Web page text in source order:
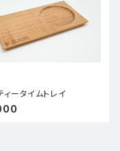
ィータイムトレイ